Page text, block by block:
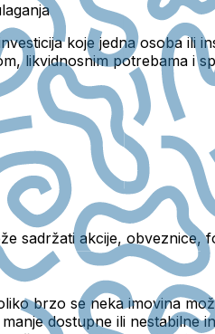
koje jedna osoba ili
likvidnosnim potrebama i
sadržati akcije, obveznice,
brzo se neka imovina
dostupne ili nestabilne